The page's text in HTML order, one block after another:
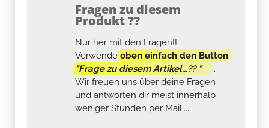
Fragen zu diesem
Produkt ??
Nur her mit den Fragen!!
Verwendeoben einfach den Button
"Frage zu diesem Artikel...?? "
.
Wir freuen uns über deine Fragen
und antworten dir meist innerhalb
weniger Stunden per Mail....